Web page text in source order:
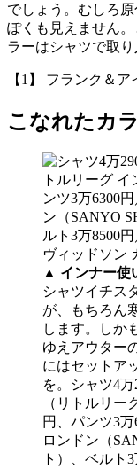
でしょう。むしろ
ぽくも見えません
ラーはシャツで取り
【1】 フランク＆ア
こなれたカ
▲ インナー
シャツイチス
が、もちろん
します。しか
ゆえアウター
にはセットア
を。シャツ4
（リトルリー
円、パンツ3
ロンドン（
ト）、ベルト